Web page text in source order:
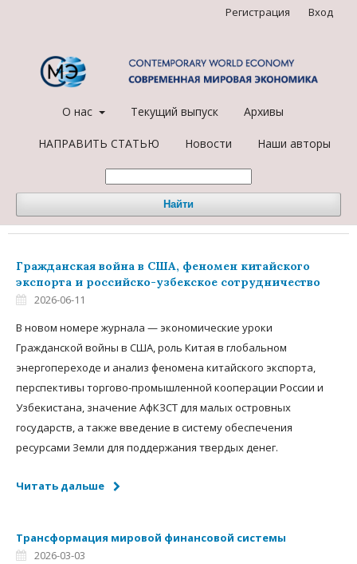
О нас Текущий выпуск Архивы
НАПРАВИТЬ СТАТЬЮ Новости Наши авторы
Найти
Регистрация Вход
Гражданская война в США, феномен китайского
экспорта и российско-узбекское сотрудничество
2026-06-11
В новом номере журнала — экономические уроки
Гражданской войны в США, роль Китая в глобальном
энергопереходе и анализ феномена китайского экспорта,
перспективы торгово-промышленной кооперации России и
Узбекистана, значение АфКЗСТ для малых островных
государств, а также введение в систему обеспечения
ресурсами Земли для поддержания твердых денег.
Читать дальше
Трансформация мировой финансовой системы
2026-03-03